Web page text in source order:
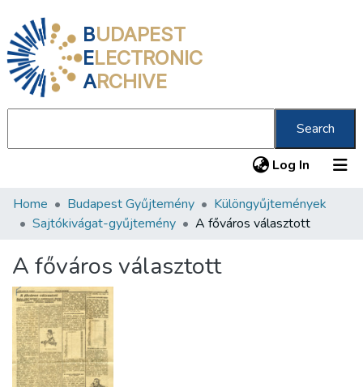
BUDAPEST
ELECTRONIC
ARCHIVE
Search
Log In (current)
Communities & Collections
Statistics
About us
Home Budapest Gyűjtemény
Különgyűjtemények
Sajtókivágat-gyűjtemény
A főváros választott
A főváros választott